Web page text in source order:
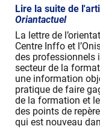
Lire la suite de
Oriantactuel
La lettre de
Centre Inffo et
des professionnels
secteur de la
une information
pratique de faire
de la formation et
des points de
qui est nouveau